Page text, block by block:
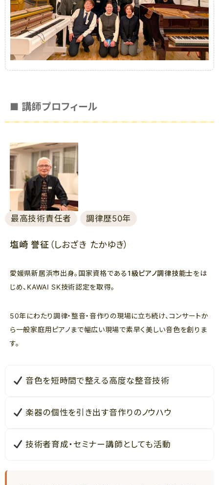
■ 講師プロフィール
最高技術責任者 調律歴50年
塩崎 誉征 （しおざき たかゆき）
愛媛県新居浜市出身。国家資格である1級ピアノ調律技能士をは
じめ、KAWAI SK技術認定を取得。
50年にわたり調律・整音・音作りの現場に立ち続け、コンサートか
ら一般家庭用ピアノまで幅広い現場で素早く美しい音色を創りま
す。
音色を短時間で整える高度な整音技術
楽器の個性を引き出す音作りのノウハウ
技術者育成・セミナー講師としても活動